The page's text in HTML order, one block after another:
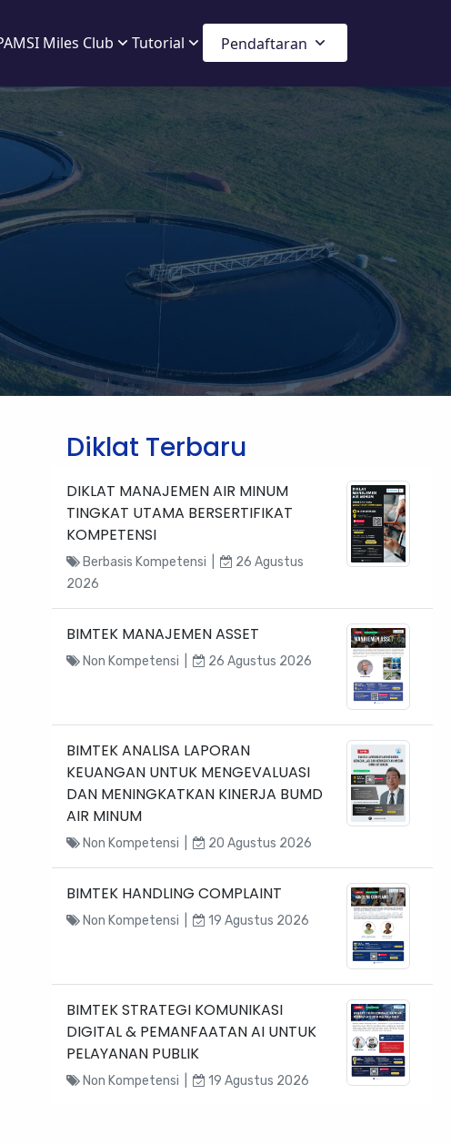
Miles Club Tutorial Pendaftaran
Diklat Terbaru
DIKLAT MANAJEMEN AIR MINUM
TINGKAT UTAMA BERSERTIFIKAT
KOMPETENSI
Berbasis Kompetensi |
26 Agustus
2026
BIMTEK MANAJEMEN ASSET
Non Kompetensi | 26 Agustus 2026
BIMTEK ANALISA LAPORAN
KEUANGAN UNTUK MENGEVALUASI
DAN MENINGKATKAN KINERJA BUMD
AIR MINUM
Non Kompetensi | 20 Agustus 2026
BIMTEK HANDLING COMPLAINT
Non Kompetensi | 19 Agustus 2026
BIMTEK STRATEGI KOMUNIKASI
DIGITAL & PEMANFAATAN AI UNTUK
PELAYANAN PUBLIK
Non Kompetensi | 19 Agustus 2026